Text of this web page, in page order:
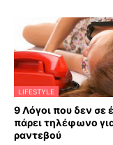
LIFESTYLE
9 Λόγοι που δεν σε
πάρει τηλέφωνο
ραντεβού